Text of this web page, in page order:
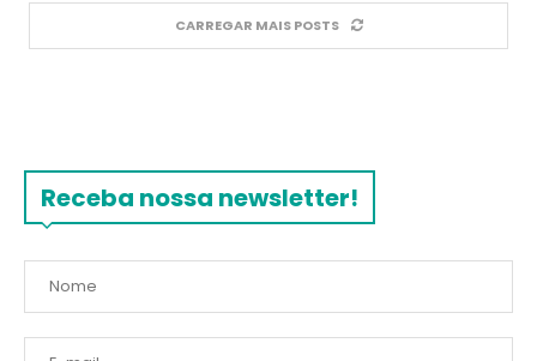
CARREGAR MAIS POSTS
Receba nossa newsletter!